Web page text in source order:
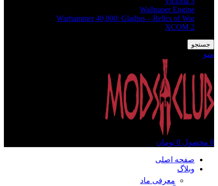
Wallpaper Engine
Warhammer 40,000: Gladius – Relics of War
XCOM 2
جستجو
منو
0 محصول 0 تومان
صفحه اصلی
وبلاگ
معرفی ماد